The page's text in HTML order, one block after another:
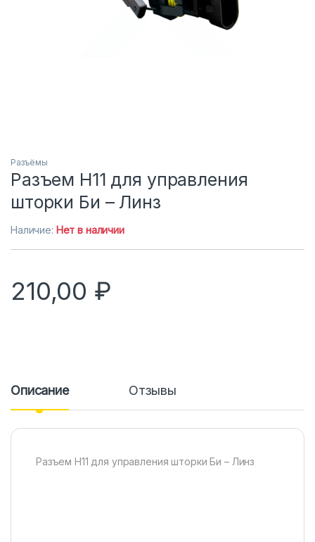
Разъёмы
Разъем Н11 для управления
шторки Би – Линз
Наличие: Нет в наличии
210,00 ₽
Описание Отзывы
Разъем Н11 для управления шторки Би – Линз